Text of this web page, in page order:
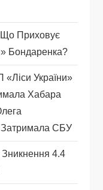
Що Приховує
Бондаренка?
України»
Хабара
Затримала СБУ
4.4